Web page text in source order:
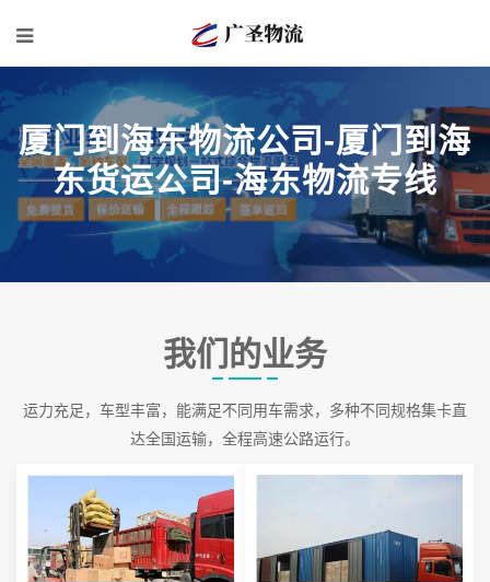
厦门到海东物流公司-厦门到海
东货运公司-海东物流专线
我们的业务
运力充足，车型丰富，能满足不同用车需求，多种不同规格集卡直
达全国运输，全程高速公路运行。